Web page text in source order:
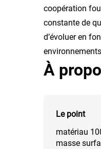
coopération
constante de
d’évoluer en
À
Le point
matériau
masse